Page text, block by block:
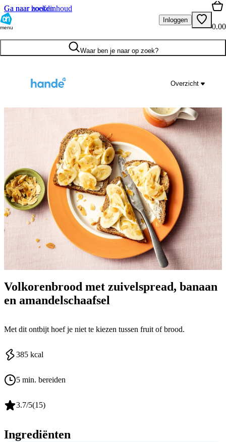
Ga naar hoofdinhoud
Ga naar zoeken
menu
Inloggen
0.00
Waar ben je naar op zoek?
Overzicht
Volkorenbrood met zuivelspread, banaan
en amandelschaafsel
Met dit ontbijt hoef je niet te kiezen tussen fruit of brood.
385 kcal
5 min. bereiden
3.7/5(15)
Ingrediënten